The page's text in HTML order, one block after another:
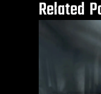
Related